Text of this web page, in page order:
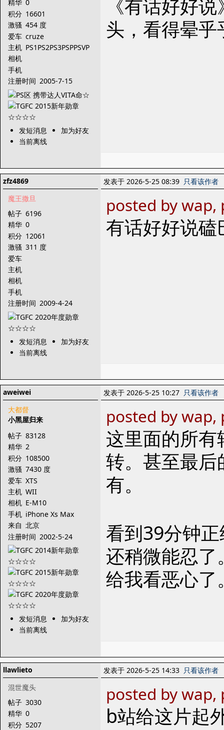
精华 0
积分 16601
激骚 454 度
爱车 cruze
主机 PS1PS2PS3PSPPSVP
相机
手机
注册时间 2005-7-15
发短消息
加为好友
当前离线
《有话好好
头，看得晕
zfz4869
魔王撒旦
帖子 6196
精华 0
积分 12061
激骚 311 度
爱车
主机
相机
手机
注册时间 2009-4-24
发短消息
加为好友
当前离线
发表于 2026-5-25 08:39 只看该作者
posted by
有话好好说
aweiwei
大都督
小黑屋归来
帖子 83128
精华 2
积分 108500
激骚 7430 度
爱车 XTS
主机 WII
相机 E-M10
手机 iPhone Xs Max
来自 北京
注册时间 2002-5-24
发短消息
加为好友
当前离线
发表于 2026-5-25 10:27 只看该作者
posted by wap,
这里面的所
转。甚至最
有。
看到39分钟
还稍微能忍
给我看恶心了
llawlieto
混世魔头
帖子 3030
精华 0
积分 5207
发表于 2026-5-25 14:33 只看该作者
posted by
b站给这片起